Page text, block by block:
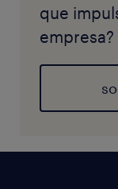
que
empresa?